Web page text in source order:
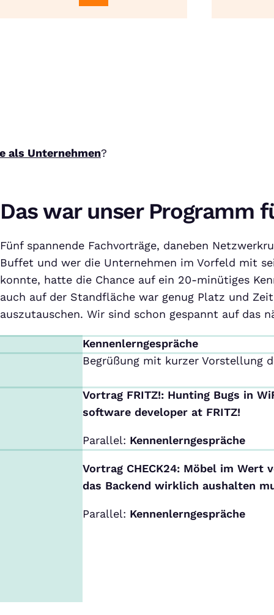
als Unternehmen?
Das war unser Programm
Fünf spannende Fachvorträge, daneben
Buffet und wer die Unternehmen im Vorfeld mit
konnte, hatte die Chance auf ein 20-minütiges
auch auf der Standfläche war genug Platz und
auszutauschen. Wir sind schon gespannt auf das
Kennenlerngespräche
Begrüßung mit kurzer Vorstellung
Vortrag FRITZ!: Hunting Bugs in
software developer at FRITZ!
Parallel: Kennenlerngespräche
Vortrag CHECK24: Möbel im Wert
das Backend wirklich aushalten
Parallel: Kennenlerngespräche